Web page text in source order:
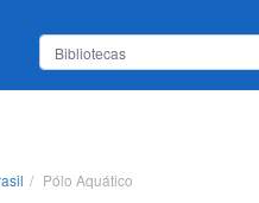
Pólo Aquático